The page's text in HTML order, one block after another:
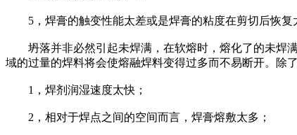
5，焊膏的触变性能太差或是焊膏的粘度在剪切后恢复
坍落并非必然引起未焊满，在软熔时，熔化了的未焊满
域的过量的焊料将会使熔融焊料变得过多而不易断开。除
1，焊剂润湿速度太快；
2，相对于焊点之间的空间而言，焊膏熔敷太多；